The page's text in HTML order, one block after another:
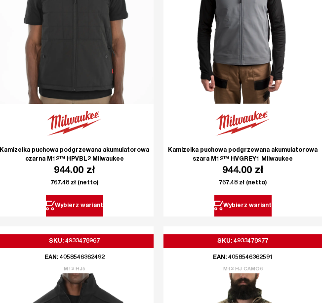
Kamizelka puchowa podgrzewana akumulatorowa
czarna M12™ HPVBL2 Milwaukee
944.00 zł
767.48 zł (netto)
Wybierz wariant
Kamizelka puchowa podgrzewana akumulatorowa
szara M12™ HVGREY1 Milwaukee
944.00 zł
767.48 zł (netto)
Wybierz wariant
SKU: 4933478967
EAN: 4058546362492
M12 HJ5
SKU: 4933478977
EAN: 4058546362591
M12 HJ CAMO6